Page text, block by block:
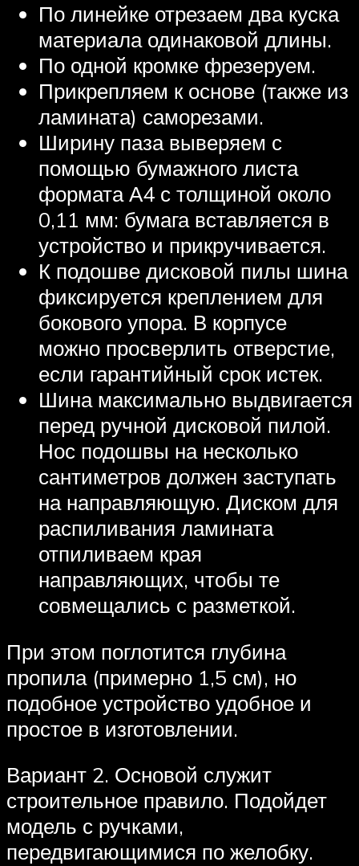
По линейке отрезаем два куска
материала одинаковой длины.
По одной кромке фрезеруем.
Прикрепляем к основе (также из
ламината) саморезами.
Ширину паза выверяем с
помощью бумажного листа
формата А4 с толщиной около
0,11 мм: бумага вставляется в
устройство и прикручивается.
К подошве дисковой пилы шина
фиксируется креплением для
бокового упора. В корпусе
можно просверлить отверстие,
если гарантийный срок истек.
Шина максимально выдвигается
перед ручной дисковой пилой.
Нос подошвы на несколько
сантиметров должен заступать
на направляющую. Диском для
распиливания ламината
отпиливаем края
направляющих, чтобы те
совмещались с разметкой.
При этом поглотится глубина
пропила (примерно 1,5 см), но
подобное устройство удобное и
простое в изготовлении.
Вариант 2. Основой служит
строительное правило. Подойдет
модель с ручками,
передвигающимися по желобку.